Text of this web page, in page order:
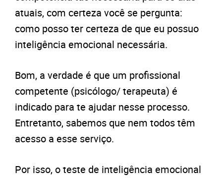
atuais, com certeza você se pergunta:
como posso ter certeza de que eu possuo
inteligência emocional necessária.
Bom, a verdade é que um profissional
competente (psicólogo/ terapeuta) é
indicado para te ajudar nesse processo.
Entretanto, sabemos que nem todos têm
acesso a esse serviço.
Por isso, o teste de inteligência emocional